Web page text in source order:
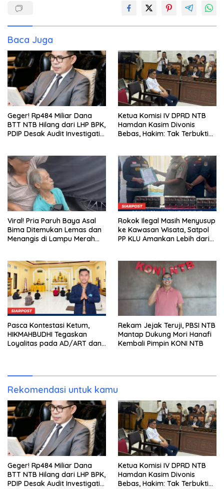
Baca Juga
Geger! Rp484 Miliar Dana
BTT NTB Hilang dari LHP BPK,
PDIP Desak Audit Investigatif
Ketua Komisi IV DPRD NTB
Hamdan Kasim Divonis
Bebas, Hakim: Tak Terbukti
Viral! Pria Paruh Baya Asal
Bima Ditemukan Lemas dan
Menangis di Lampu Merah
Rokok Ilegal Masih Menyusup
ke Kawasan Wisata, Satpol
PP KLU Amankan Lebih dari
Pasca Kontestasi Ketum,
HIKMAHBUDHI Tegaskan
Loyalitas pada AD/ART dan
Rekam Jejak Teruji, PBSI NTB
Mantap Dukung Mori Hanafi
Kembali Pimpin KONI NTB
Rekomendasi untuk kamu
Geger! Rp484 Miliar Dana
BTT NTB Hilang dari LHP BPK,
PDIP Desak Audit Investigatif
Ketua Komisi IV DPRD NTB
Hamdan Kasim Divonis
Bebas, Hakim: Tak Terbukti